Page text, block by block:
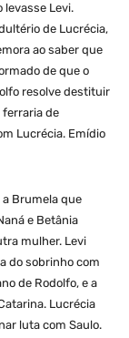
levasse Levi.
de Lucrécia,
ao saber que
de que o
resolve destituir
ferraria de
Lucrécia. Emídio
Brumela que
e Betânia
mulher. Levi
do sobrinho com
de Rodolfo, e a
Lucrécia
luta com Saulo.